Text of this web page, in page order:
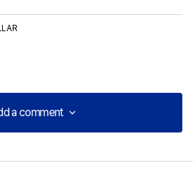
a comment
a comment